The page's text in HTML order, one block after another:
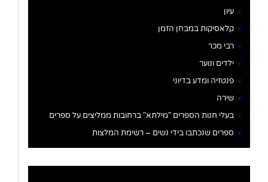
עיון
קלאסיקות במבחן הזמן
רבי מכר
ילדים ונוער
פנטזיה ומדע בדיוני
שירה
בעלי חנות הספרים "מילתא" ברחובות ממליצים על ספרים
ספרים שנכתבו בידי נשים – רשימת המלצות